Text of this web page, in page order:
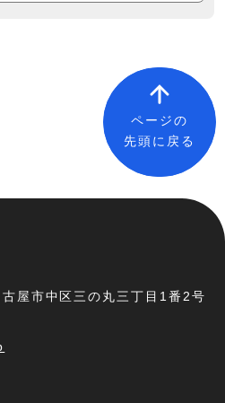
ページの
先頭に戻る
屋市中区三の丸三丁目1番2号